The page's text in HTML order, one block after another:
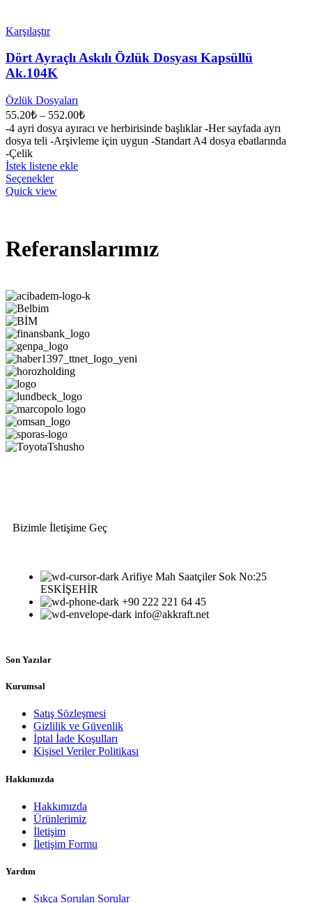
Karşılaştır
Dört Ayraçlı Askılı Özlük Dosyası Kapsüllü
Ak.104K
Özlük Dosyaları
55.20₺ – 552.00₺
-4 ayri dosya ayıracı ve herbirisinde başlıklar -Her sayfada ayrı
dosya teli -Arşivleme için uygun -Standart A4 dosya ebatlarında
-Çelik
İstek listene ekle
Seçenekler
Quick view
Referanslarımız
Bizimle İletişime Geç
Arifiye Mah Saatçiler Sok No:25
ESKİŞEHİR
+90 222 221 64 45
info@akkraft.net
Son Yazılar
Kurumsal
Satış Sözleşmesi
Gizlilik ve Güvenlik
İptal İade Koşulları
Kişisel Veriler Politikası
Hakkımızda
Hakkımızda
Ürünlerimiz
İletişim
İletişim Formu
Yardım
Sıkça Sorulan Sorular